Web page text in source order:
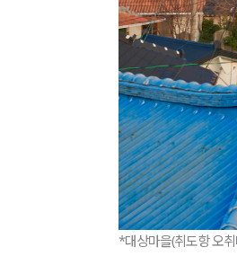
*대상마을(취도항 오